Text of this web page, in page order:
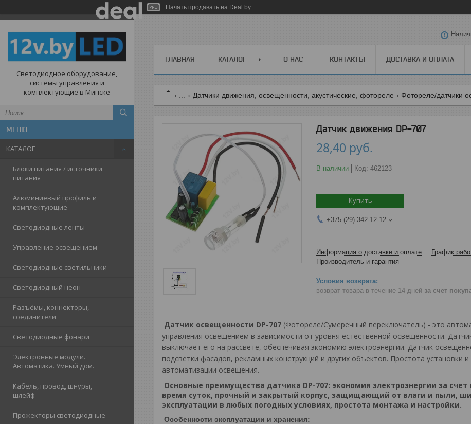
Начать продавать на Deal.by
Светодиодное оборудование,
системы управления и
комплектующие в Минске
КАТАЛОГ
Блоки питания / источники
питания
Алюминиевый профиль и
комплектующие
Светодиодные ленты
Управление освещением
Светодиодные светильники
Светодиодный неон
Разъёмы, коннекторы,
соединители
Светодиодные фонари
Электронные модули.
Автоматика. Умный дом.
Кабель, провод, шнуры,
шлейф
Прожекторы светодиодные
ГЛАВНАЯ КАТАЛОГ О НАС КОНТАКТЫ ДОСТАВКА И ОПЛАТА
Датчики движения, освещенности, акустические, фотореле Фотореле/датчики
Датчик движения DP-707
28,40 руб.
В наличии Код: 462123
Купить
+375 (29) 342-12-12
Информация о доставке и оплате График
Производитель и гарантия
возврат товара в течение 14 дней за счет
Датчик освещенности DP-707 (Фотореле/Сумеречный переключатель) - это
управления освещением в зависимости от уровня естественной освещенности.
выключает его на рассвете, обеспечивая экономию электроэнергии. Датчик
подсветки фасадов, рекламных конструкций и других объектов. Простота
автоматизации освещения.
Основные преимущества датчика DP-707: экономия электроэнергии за
время суток, прочный и закрытый корпус, защищающий от влаги и пыли,
эксплуатации в любых погодных условиях, простота монтажа и настройки.
Особенности эксплуатации и хранения: